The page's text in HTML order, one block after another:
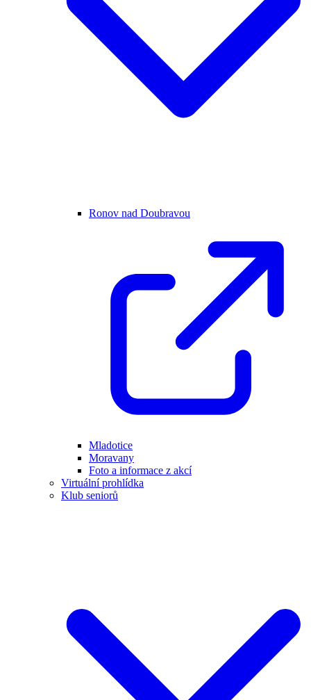
Ronov nad Doubravou
Mladotice
Moravany
Foto a informace z akcí
Virtuální prohlídka
Klub seniorů